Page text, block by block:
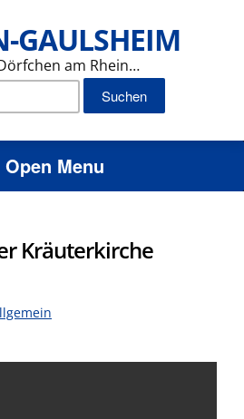
GAULSHEIM
am Rhein…
Open Menu
Kräuterkirche